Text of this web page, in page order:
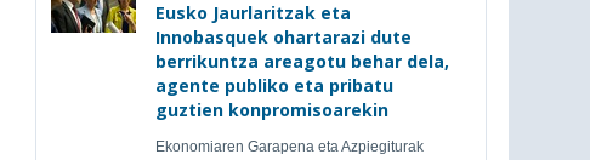
Eusko Jaurlaritzak eta
Innobasquek ohartarazi dute
berrikuntza areagotu behar dela,
agente publiko eta pribatu
guztien konpromisoarekin
Ekonomiaren Garapena eta Azpiegiturak